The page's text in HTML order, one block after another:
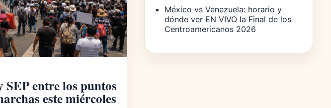
SEP entre los puntos
este miércoles
México vs Venezuela: horario y
dónde ver EN VIVO la Final de los
Centroamericanos 2026